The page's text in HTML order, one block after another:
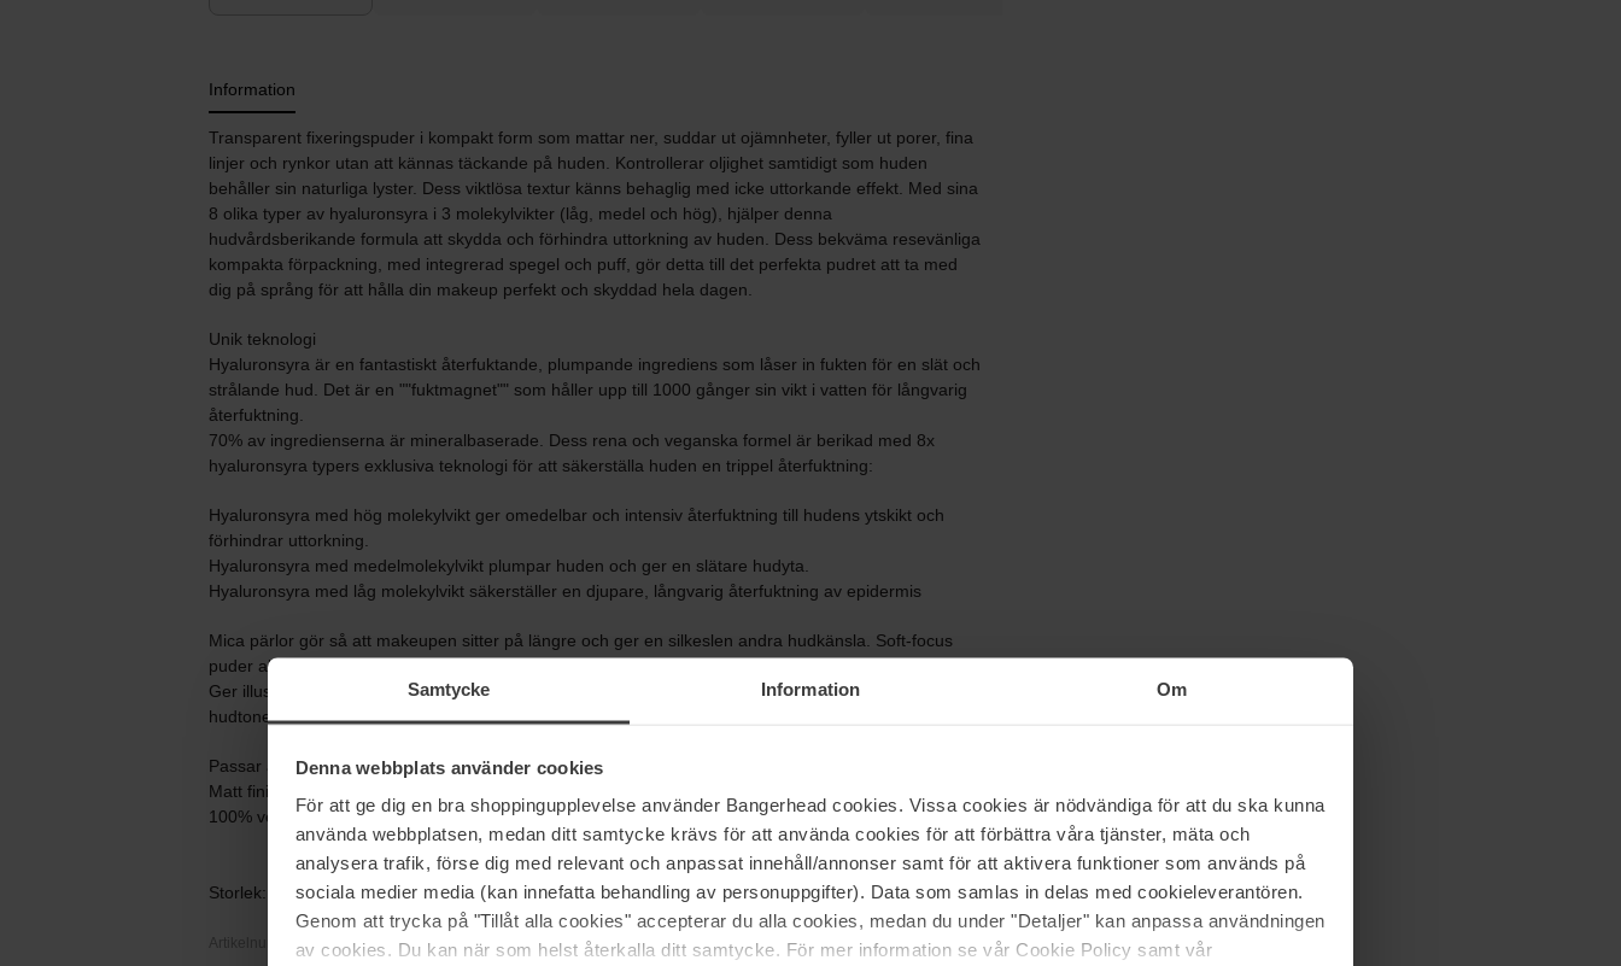
Samtycke Information Om
Denna webbplats använder cookies
För att ge dig en bra shoppingupplevelse använder Bangerhead cookies. Vissa cookies är nödvändiga för att du ska kunna
använda webbplatsen, medan ditt samtycke krävs för att använda cookies för att förbättra våra tjänster, mäta och
analysera trafik, förse dig med relevant och anpassat innehåll/annonser samt för att aktivera funktioner som används på
sociala medier media (kan innefatta behandling av personuppgifter). Data som samlas in delas med cookieleverantören.
Genom att trycka på "Tillåt alla cookies" accepterar du alla cookies, medan du under "Detaljer" kan anpassa användningen
av cookies. Du kan när som helst återkalla ditt samtycke. För mer information se vår Cookie Policy samt vår
Information
Transparent fixeringspuder i kompakt form som mattar ner, suddar ut ojämnheter, fyller ut porer, fina
linjer och rynkor utan att kännas täckande på huden. Kontrollerar oljighet samtidigt som huden
behåller sin naturliga lyster. Dess viktlösa textur känns behaglig med icke uttorkande effekt. Med sina
8 olika typer av hyaluronsyra i 3 molekylvikter (låg, medel och hög), hjälper denna
hudvårdsberikande formula att skydda och förhindra uttorkning av huden. Dess bekväma resevänliga
kompakta förpackning, med integrerad spegel och puff, gör detta till det perfekta pudret att ta med
dig på språng för att hålla din makeup perfekt och skyddad hela dagen.
Unik teknologi
Hyaluronsyra är en fantastiskt återfuktande, plumpande ingrediens som låser in fukten för en slät och
strålande hud. Det är en ""fuktmagnet"" som håller upp till 1000 gånger sin vikt i vatten för långvarig
återfuktning.
70% av ingredienserna är mineralbaserade. Dess rena och veganska formel är berikad med 8x
hyaluronsyra typers exklusiva teknologi för att säkerställa huden en trippel återfuktning:
Hyaluronsyra med hög molekylvikt ger omedelbar och intensiv återfuktning till hudens ytskikt och
förhindrar uttorkning.
Hyaluronsyra med medelmolekylvikt plumpar huden och ger en slätare hudyta.
Hyaluronsyra med låg molekylvikt säkerställer en djupare, långvarig återfuktning av epidermis
Mica pärlor gör så att makeupen sitter på längre och ger en silkeslen andra hudkänsla. Soft-focus
puder absorberar glansighet och suddar ut ofullkomligheter.
Ger illusionen av en jämn och perfekt hy med universell transparent nyans som passar alla hudtyper,
hudtoner och åldrar.
Passar alla hudtyper
Matt finish med en transparent täckning
100% vegansk formula
Storlek: 7,5 g
Artikelnummer: 87205